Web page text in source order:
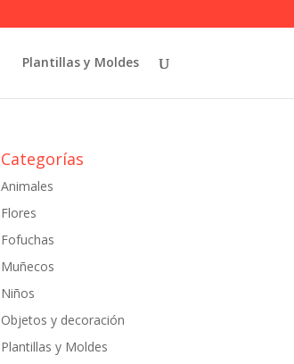
Plantillas y Moldes
Categorías
Animales
Flores
Fofuchas
Muñecos
Niños
Objetos y decoración
Plantillas y Moldes